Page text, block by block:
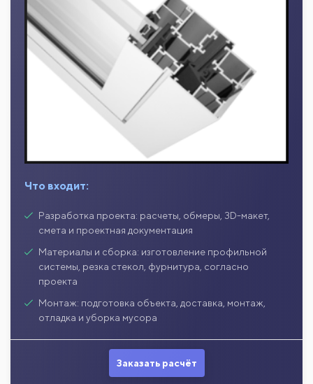
Что входит:
Разработка проекта: расчеты, обмеры, 3D-макет,
смета и проектная документация
Материалы и сборка: изготовление профильной
системы, резка стекол, фурнитура, согласно
проекта
Монтаж: подготовка объекта, доставка, монтаж,
отладка и уборка мусора
Заказать расчёт